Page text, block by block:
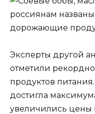
Эксперты другой
отметили
продуктов
достигла
увеличились цены